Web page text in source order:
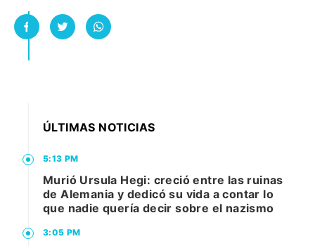
ÚLTIMAS NOTICIAS
5:13 PM
Murió Ursula Hegi: creció entre las ruinas
de Alemania y dedicó su vida a contar lo
que nadie quería decir sobre el nazismo
3:05 PM